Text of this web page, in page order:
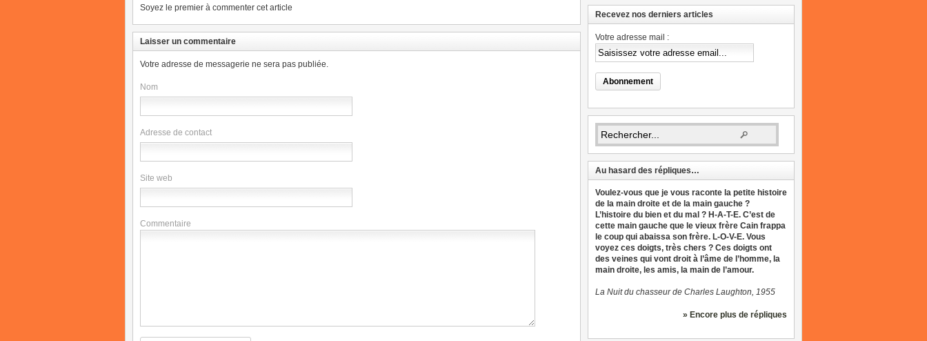
Soyez le premier à commenter cet article
Laisser un commentaire
Votre adresse de messagerie ne sera pas publiée.
Nom
Adresse de contact
Site web
Commentaire
Recevez nos derniers articles
Votre adresse mail :
Au hasard des répliques…
Voulez-vous que je vous raconte la petite histoire
de la main droite et de la main gauche ?
L’histoire du bien et du mal ? H-A-T-E. C’est de
cette main gauche que le vieux frère Cain frappa
le coup qui abaissa son frère. L-O-V-E. Vous
voyez ces doigts, très chers ? Ces doigts ont
des veines qui vont droit à l’âme de l’homme, la
main droite, les amis, la main de l’amour.
La Nuit du chasseur de Charles Laughton, 1955
» Encore plus de répliques